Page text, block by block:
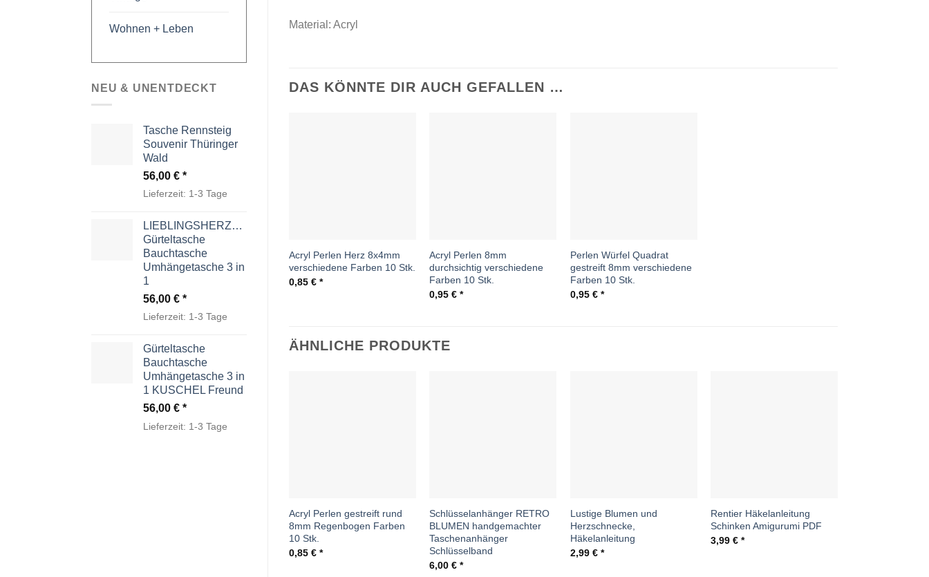
Wohnen + Leben
NEU & UNENTDECKT
Tasche Rennsteig
Souvenir Thüringer
Wald
56,00 €
Lieferzeit: 1-3 Tage
LIEBLINGSHERZCHEN
Gürteltasche
Bauchtasche
Umhängetasche 3 in
1
56,00 €
Lieferzeit: 1-3 Tage
Gürteltasche
Bauchtasche
Umhängetasche 3 in
1 KUSCHEL Freund
56,00 €
Lieferzeit: 1-3 Tage
Material: Acryl
DAS KÖNNTE DIR AUCH GEFALLEN …
Acryl Perlen Herz 8x4mm
verschiedene Farben 10 Stk.
0,85 €
Acryl Perlen 8mm
durchsichtig verschiedene
Farben 10 Stk.
0,95€
Perlen Würfel Quadrat
gestreift 8mm verschiedene
Farben 10 Stk.
0,95 €
ÄHNLICHE PRODUKTE
Acryl Perlen gestreift rund
8mm Regenbogen Farben
10 Stk.
0,85 €
Schlüsselanhänger RETRO
BLUMEN handgemachter
Taschenanhänger
Schlüsselband
6,00€
Lustige Blumen und
Herzschnecke,
Häkelanleitung
2,99 €
Rentier Häkelanleitung
Schinken Amigurumi PDF
3,99€